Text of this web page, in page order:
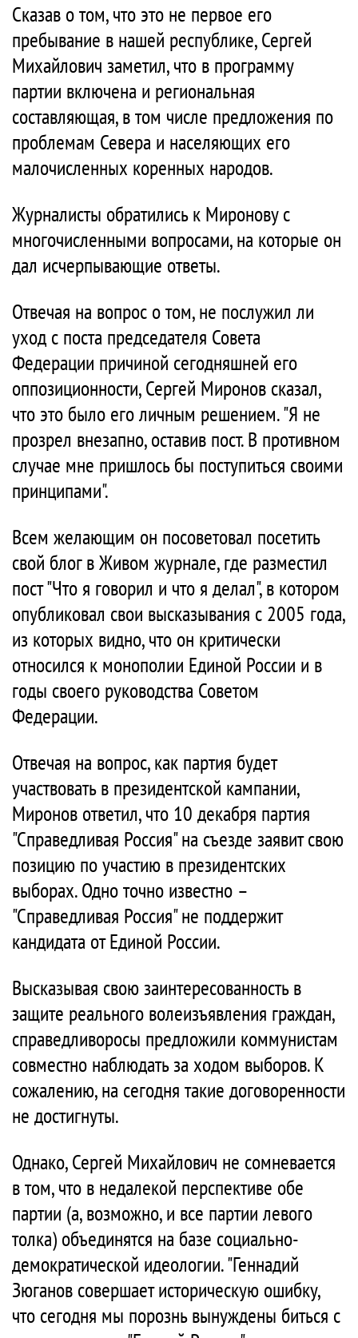
Сказав о том, что это не первое его
пребывание в нашей республике, Сергей
Михайлович заметил, что в программу
партии включена и региональная
составляющая, в том числе предложения по
проблемам Севера и населяющих его
малочисленных коренных народов.
Журналисты обратились к Миронову с
многочисленными вопросами, на которые он
дал исчерпывающие ответы.
Отвечая на вопрос о том, не послужил ли
уход с поста председателя Совета
Федерации причиной сегодняшней его
оппозиционности, Сергей Миронов сказал,
что это было его личным решением. "Я не
прозрел внезапно, оставив пост. В противном
случае мне пришлось бы поступиться своими
принципами".
Всем желающим он посоветовал посетить
свой блог в Живом журнале, где разместил
пост "Что я говорил и что я делал", в котором
опубликовал свои высказывания с 2005 года,
из которых видно, что он критически
относился к монополии Единой России и в
годы своего руководства Советом
Федерации.
Отвечая на вопрос, как партия будет
участвовать в президентской кампании,
Миронов ответил, что 10 декабря партия
"Справедливая Россия" на съезде заявит свою
позицию по участию в президентских
выборах. Одно точно известно –
"Справедливая Россия" не поддержит
кандидата от Единой России.
Высказывая свою заинтересованность в
защите реального волеизъявления граждан,
справедливоросы предложили коммунистам
совместно наблюдать за ходом выборов. К
сожалению, на сегодня такие договоренности
не достигнуты.
Однако, Сергей Михайлович не сомневается
в том, что в недалекой перспективе обе
партии (а, возможно, и все партии левого
толка) объединятся на базе социально-
демократической идеологии. "Геннадий
Зюганов совершает историческую ошибку,
что сегодня мы порознь вынуждены биться с